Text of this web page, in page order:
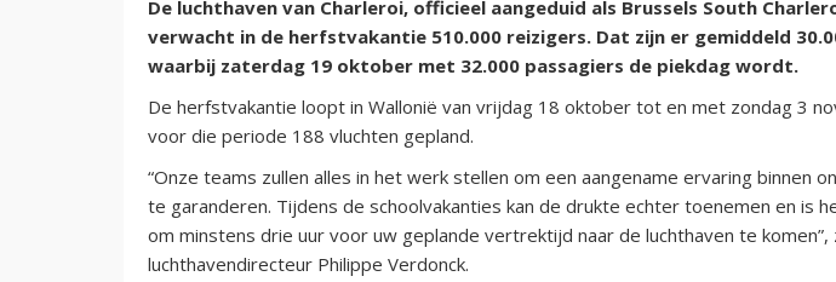
De luchthaven van Charleroi, officieel aangeduid als Brussels South
verwacht in de herfstvakantie 510.000 reizigers. Dat zijn er gemiddeld
waarbij zaterdag 19 oktober met 32.000 passagiers de piekdag wordt.
De herfstvakantie loopt in Wallonië van vrijdag 18 oktober tot en met zondag 3
voor die periode 188 vluchten gepland.
“Onze teams zullen alles in het werk stellen om een aangename ervaring binnen
te garanderen. Tijdens de schoolvakanties kan de drukte echter toenemen en is
om minstens drie uur voor uw geplande vertrektijd naar de luchthaven te komen”,
luchthavendirecteur Philippe Verdonck.